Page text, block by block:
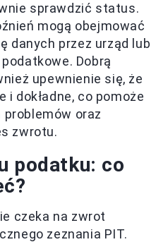
sprawdzić status.
mogą obejmować
danych przez urząd lub
Dobrą
upewnienie się, że
i dokładne, co pomoże
oraz
zwrotu.
podatku: co
czeka na zwrot
zeznania PIT.